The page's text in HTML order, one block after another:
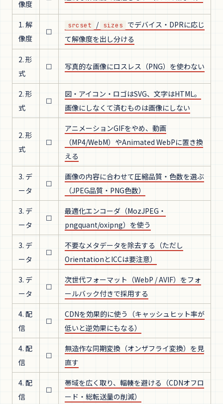
像度
1. 解
像度
☐
srcset / sizes
でデバイス・DPRに応じ
て解像度を出し分ける
2. 形
式
☐ 写真的な画像にロスレス（PNG）を使わない
2. 形
式
☐
図・アイコン・ロゴはSVG、文字はHTML。
画像にしなくて済むものは画像にしない
2. 形
式
☐
アニメーションGIFをやめ、動画
（MP4/WebM）やAnimated WebPに置き換
える
3. デ
ータ
☐
画像の内容に合わせて圧縮品質・色数を選ぶ
（JPEG品質・PNG色数）
3. デ
ータ
☐
最適化エンコーダ（MozJPEG・
pngquant/oxipng）を使う
3. デ
ータ
☐
不要なメタデータを除去する（ただし
OrientationとICCは要注意）
3. デ
ータ
☐
次世代フォーマット（WebP / AVIF）をフォ
ールバック付きで採用する
4. 配
信
☐
CDNを効果的に使う（キャッシュヒット率が
低いと逆効果にもなる）
4. 配
信
☐
無造作な同期変換（オンザフライ変換）を見
直す
4. 配
信
☐
帯域を広く取り、輻輳を避ける（CDNオフロ
ード・総転送量の削減）